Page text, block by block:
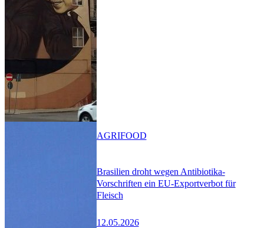
Brasilien droht wegen Antibiotika-
Vorschriften ein EU-Exportverbot für
Fleisch
12.05.2026
AGRIFOOD